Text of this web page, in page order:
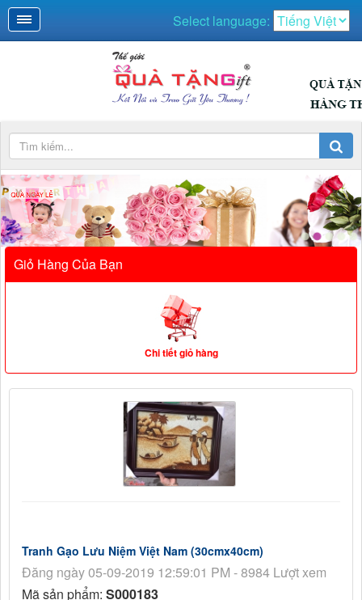
Select language:
NGÀY LỄ
Giỏ Hàng Của Bạn
Chi tiết giỏ hàng
Tranh Gạo Lưu Niệm Việt Nam (30cmx40cm)
Đăng ngày 05-09-2019 12:59:01 PM - 8984 Lượt xem
Mã sản phẩm: S000183